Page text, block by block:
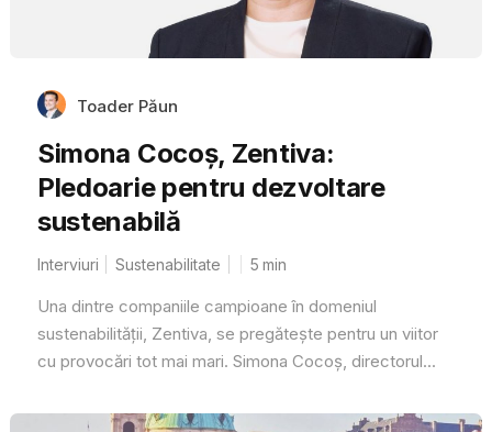
Toader Păun
Simona Cocoș, Zentiva:
Pledoarie pentru dezvoltare
sustenabilă
Interviuri Sustenabilitate 5 min
Una dintre companiile campioane în domeniul
sustenabilității, Zentiva, se pregătește pentru un viitor
cu provocări tot mai mari. Simona Cocoș, directorul...